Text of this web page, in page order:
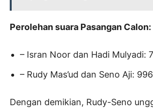
Perolehan suara Pasangan Calon:
– Isran Noor dan Hadi Mulyadi:
– Rudy Mas’ud dan Seno Aji:
Dengan demikian, Rudy-Seno